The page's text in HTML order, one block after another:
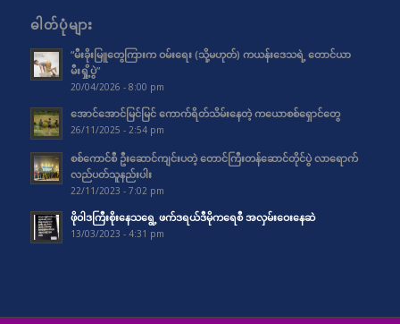
ဓါတ်ပုံများ
“မီးခိုးမြူတွေကြားက ဝမ်းရေး (သို့မဟုတ်) ကယန်းဒေသရဲ့ တောင်ယာ
မီးရှို့ပွဲ”
20/04/2026 - 8:00 pm
အောင်အောင်မြင်မြင် ကောက်ရိတ်သိမ်းနေတဲ့ ကယောစစ်ရှောင်တွေ
26/11/2025 - 2:54 pm
စစ်ကောင်စီ ဦးဆောင်ကျင်းပတဲ့ တောင်ကြီးတန်ဆောင်တိုင်ပွဲ လာရောက်
လည်ပတ်သူနည်းပါး
22/11/2023 - 7:02 pm
ဖိုဝါဒကြီးစိုးနေသရွေ့ ဖက်ဒရယ်ဒီမိုကရေစီ အလှမ်းဝေးနေဆဲ
13/03/2023 - 4:31 pm